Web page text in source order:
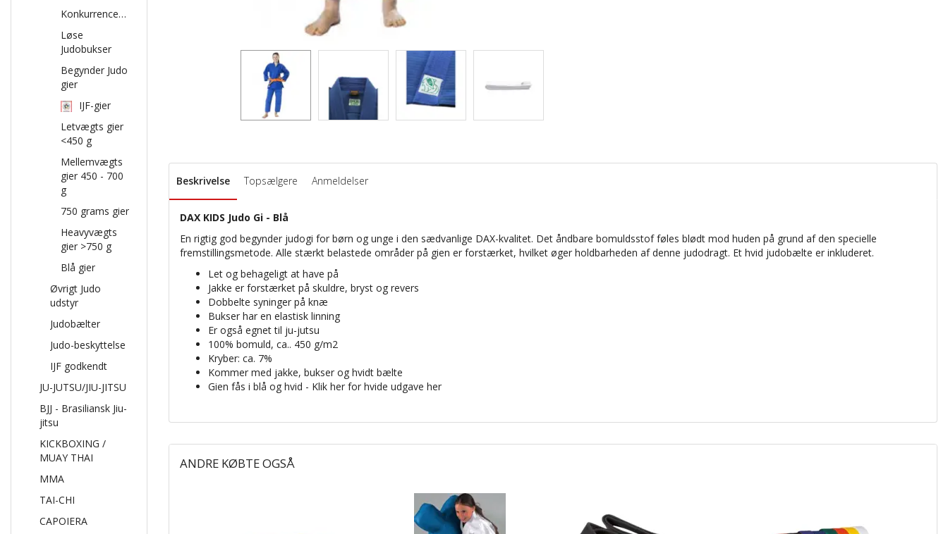
Konkurrencegier
Løse
Judobukser
Begynder Judo
gier
IJF-gier
Letvægts gier
<450 g
Mellemvægts
gier 450 - 700
g
750 grams gier
Heavyvægts
gier >750 g
Blå gier
Øvrigt Judo
udstyr
Judobælter
Judo-beskyttelse
IJF godkendt
JU-JUTSU/JIU-JITSU
BJJ - Brasiliansk Jiu-
jitsu
KICKBOXING /
MUAY THAI
MMA
TAI-CHI
CAPOIERA
Beskrivelse Topsælgere Anmeldelser
DAX KIDS Judo Gi - Blå
En rigtig god begynder judogi for børn og unge i den sædvanlige DAX-kvalitet. Det åndbare bomuldsstof føles blødt mod huden på grund af den specielle
fremstillingsmetode. Alle stærkt belastede områder på gien er forstærket, hvilket øger holdbarheden af ​​denne judodragt. Et hvid judobælte er inkluderet.
Let og behageligt at have på
Jakke er forstærket på skuldre, bryst og revers
Dobbelte syninger på knæ
Bukser har en elastisk linning
Er også egnet til ju-jutsu
100% bomuld, ca.. 450 g/m2
Kryber: ca. 7%
Kommer med jakke, bukser og hvidt bælte
Gien fås i blå og hvid - Klik her for hvide udgave her
ANDRE KØBTE OGSÅ